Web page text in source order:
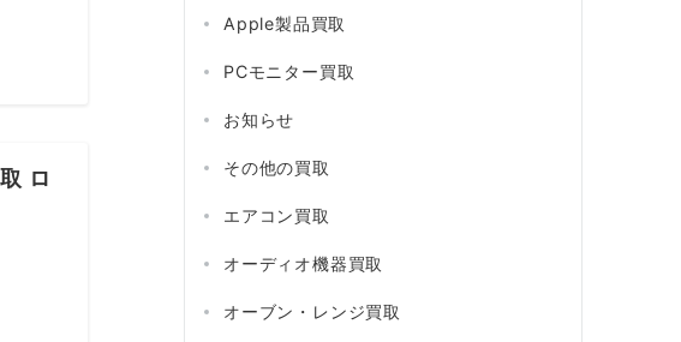
ロ
Apple製品買取
PCモニター買取
お知らせ
その他の買取
エアコン買取
オーディオ機器買取
オーブン・レンジ買取